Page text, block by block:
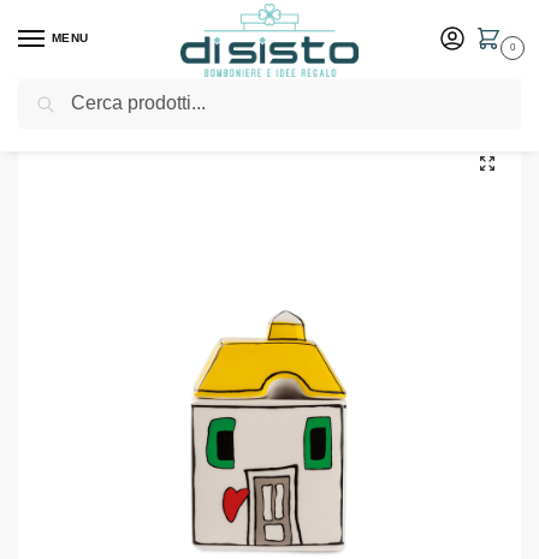
MENU
0
Home Shop Tavola Barattoli